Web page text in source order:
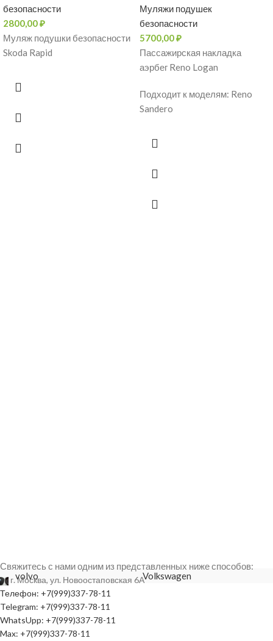
безопасности
2800,00₽
Муляж подушки безопасности
Skoda Rapid
Муляжи подушек
безопасности
5700,00₽
Пассажирская накладка
аэрбег Reno Logan
Подходит к моделям: Reno
Sandero
volvo Volkswagen
Свяжитесь с нами одним из представленных ниже способов:
г. Москва, ул. Новоостаповская 6А
Телефон: +7(999)337-78-11
Telegram: +7(999)337-78-11
WhatsUpp: +7(999)337-78-11
Max: +7(999)337-78-11